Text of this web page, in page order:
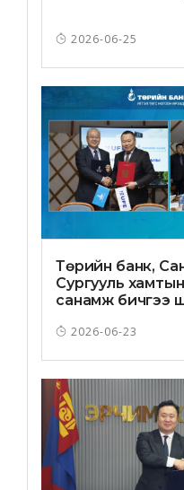
2026-06-25
Төрийн банк,
Сургууль
санамж бичгээ
2026-06-23